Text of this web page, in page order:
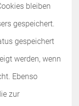
bleiben
gespeichert.
gespeichert
werden, wenn
Ebenso
zur